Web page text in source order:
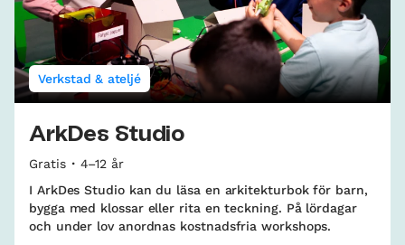
Verkstad & ateljé
ArkDes Studio
Gratis
4–12 år
I ArkDes Studio kan du läsa en arkitekturbok för barn,
bygga med klossar eller rita en teckning. På lördagar
och under lov anordnas kostnadsfria workshops.